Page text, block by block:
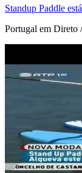
Standup Paddle
Portugal em Direto